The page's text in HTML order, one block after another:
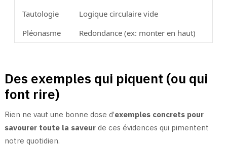
Tautologie
Logique circulaire vide
Pléonasme
Redondance (ex: monter en haut)
Des exemples qui piquent (ou qui
font rire)
Rien ne vaut une bonne dose d’exemples concrets pour
savourer toute la saveurde ces évidences qui pimentent
notre quotidien.